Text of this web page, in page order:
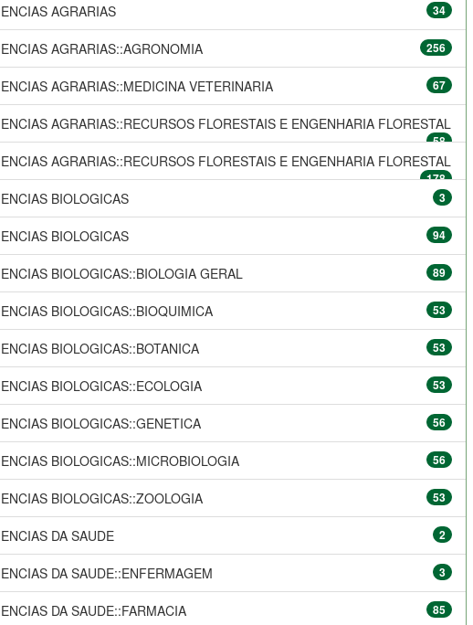
AGRARIAS 34
AGRARIAS::AGRONOMIA 256
AGRARIAS::MEDICINA VETERINARIA 67
AGRARIAS::RECURSOS FLORESTAIS E ENGENHARIA FLORESTAL
58
AGRARIAS::RECURSOS FLORESTAIS E ENGENHARIA FLORESTAL
178
BIOLOGICAS 3
BIOLOGICAS 94
BIOLOGICAS::BIOLOGIA GERAL 89
BIOLOGICAS::BIOQUIMICA 53
BIOLOGICAS::BOTANICA 53
BIOLOGICAS::ECOLOGIA 53
BIOLOGICAS::GENETICA 56
BIOLOGICAS::MICROBIOLOGIA 56
BIOLOGICAS::ZOOLOGIA 53
DA SAUDE 2
DA SAUDE::ENFERMAGEM 3
DA SAUDE::FARMACIA 85